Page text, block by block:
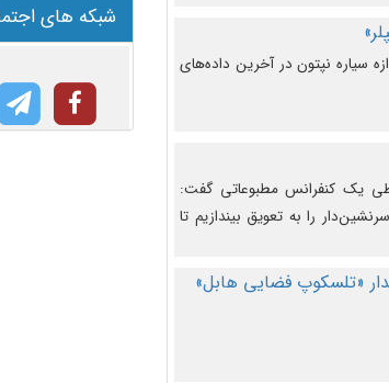
سیاره نپتون در آخرین داده‌های
طی یک کنفرانس مطبوعاتی گفت:
را به تعویق بیندازیم تا
«تلسکوپ فضایی هابل»
شبکه های